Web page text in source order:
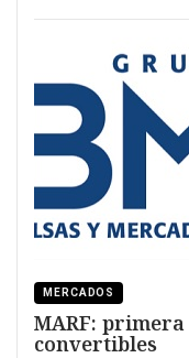
MERCADOS
MARF:
convertibles